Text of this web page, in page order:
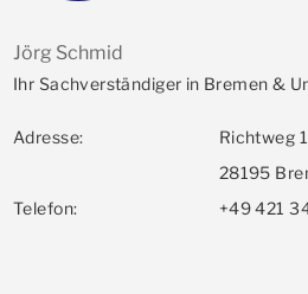
Jörg Schmid
Ihr Sachverständiger in Bremen &
Adresse:
Richtweg
28195
Telefon:
+49 421